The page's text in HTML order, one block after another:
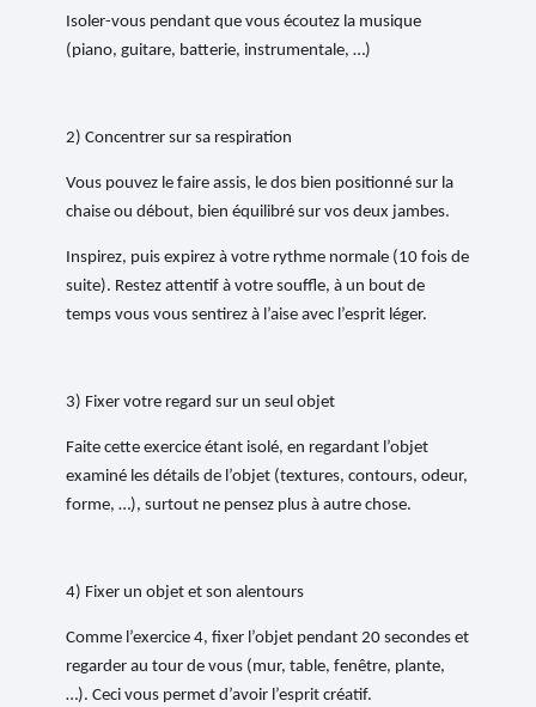
Isoler-vous pendant que vous écoutez la musique
(piano, guitare, batterie, instrumentale, …)
2) Concentrer sur sa respiration
Vous pouvez le faire assis, le dos bien positionné sur la
chaise ou débout, bien équilibré sur vos deux jambes.
Inspirez, puis expirez à votre rythme normale (10 fois de
suite). Restez attentif à votre souffle, à un bout de
temps vous vous sentirez à l’aise avec l’esprit léger.
3) Fixer votre regard sur un seul objet
Faite cette exercice étant isolé, en regardant l’objet
examiné les détails de l’objet (textures, contours, odeur,
forme, …), surtout ne pensez plus à autre chose.
4) Fixer un objet et son alentours
Comme l’exercice 4, fixer l’objet pendant 20 secondes et
regarder au tour de vous (mur, table, fenêtre, plante,
…). Ceci vous permet d’avoir l’esprit créatif.